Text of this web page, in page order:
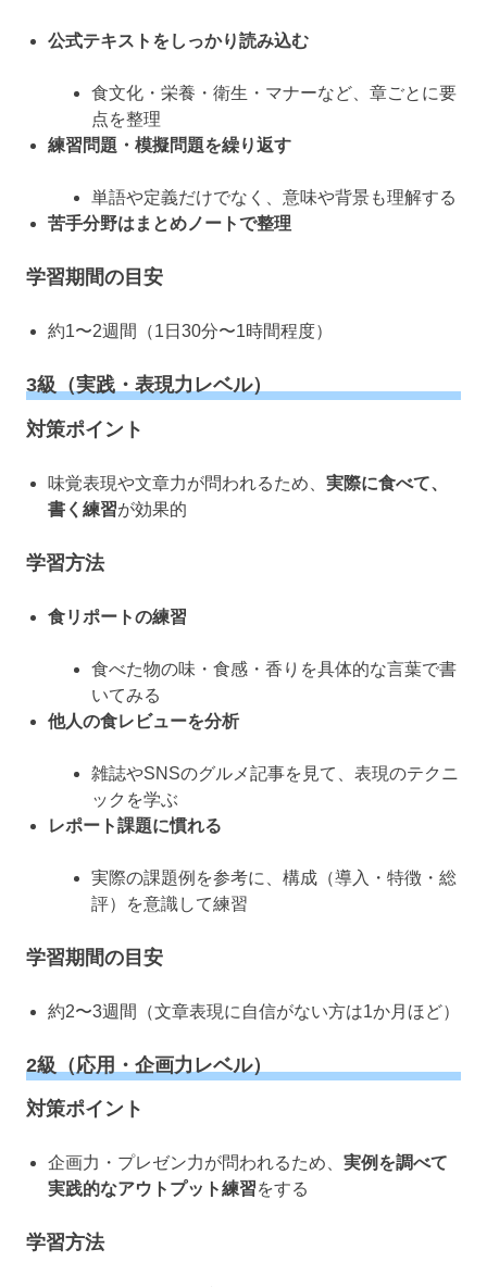
公式テキストをしっかり読み込む
食文化・栄養・衛生・マナーなど、章ごとに要
点を整理
練習問題・模擬問題を繰り返す
単語や定義だけでなく、意味や背景も理解する
苦手分野はまとめノートで整理
学習期間の目安
約1〜2週間（1日30分〜1時間程度）
3級（実践・表現力レベル）
対策ポイント
味覚表現や文章力が問われるため、 実際に食べて、
書く練習が効果的
学習方法
食リポートの練習
食べた物の味・食感・香りを具体的な言葉で書
いてみる
他人の食レビューを分析
雑誌やSNSのグルメ記事を見て、表現のテクニ
ックを学ぶ
レポート課題に慣れる
実際の課題例を参考に、構成（導入・特徴・総
評）を意識して練習
学習期間の目安
約2〜3週間（文章表現に自信がない方は1か月ほど）
2級（応用・企画力レベル）
対策ポイント
企画力・プレゼン力が問われるため、 実例を調べて
実践的なアウトプット練習をする
学習方法